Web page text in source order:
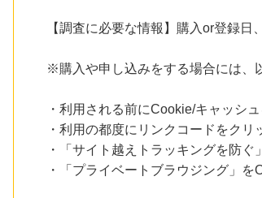
【調査に必要な情報】購入or登録
※購入や申し込みをする場合には、
・利用される前にCookie/キャッシ
・利用の都度にリンクコードをクリ
・「サイト越えトラッキングを防
・「プライベートブラウジング」を